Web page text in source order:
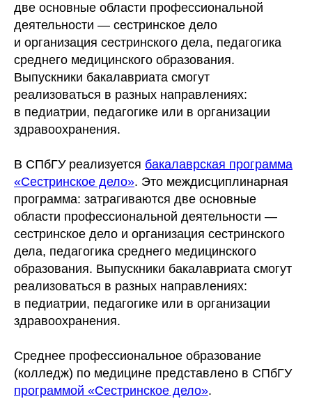
две основные области профессиональной
деятельности — сестринское дело
и организация сестринского дела, педагогика
среднего медицинского образования.
Выпускники бакалавриата смогут
реализоваться в разных направлениях:
в педиатрии, педагогике или в организации
здравоохранения.
В СПбГУ реализуется бакалаврская программа
«Сестринское дело». Это междисциплинарная
программа: затрагиваются две основные
области профессиональной деятельности —
сестринское дело и организация сестринского
дела, педагогика среднего медицинского
образования. Выпускники бакалавриата смогут
реализоваться в разных направлениях:
в педиатрии, педагогике или в организации
здравоохранения.
Среднее профессиональное образование
(колледж) по медицине представлено в СПбГУ
программой «Сестринское дело».